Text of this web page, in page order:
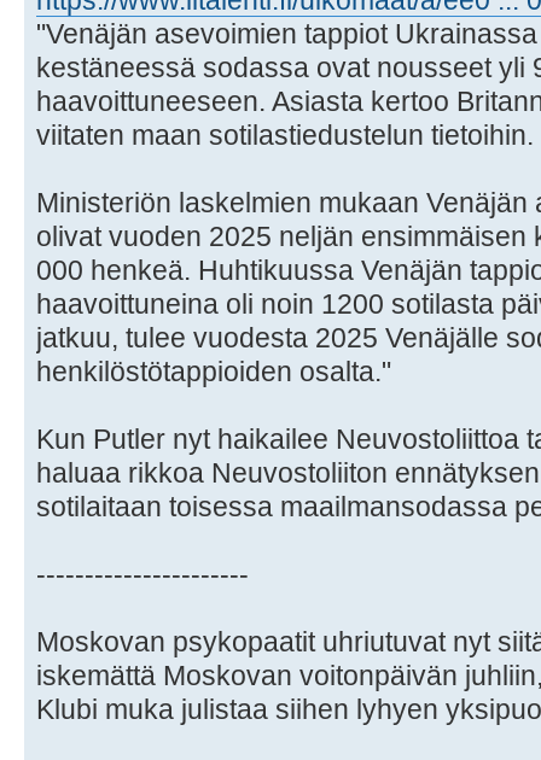
"Venäjän asevoimien tappiot
kestäneessä sodassa ovat nousseet yli
haavoittuneeseen. Asiasta kertoo
viitaten maan sotilastiedustelun tietoihin.
Ministeriön laskelmien mukaan
olivat vuoden 2025 neljän
000 henkeä. Huhtikuussa Venäjän
haavoittuneina oli noin 1200 sotilasta
jatkuu, tulee vuodesta 2025 Venäjälle
henkilöstötappioiden osalta."
Kun Putler nyt haikailee Neuvostoliittoa
haluaa rikkoa Neuvostoliiton
sotilaitaan toisessa maailmansodassa
----------------------
Moskovan psykopaatit uhriutuvat nyt
iskemättä Moskovan voitonpäivän
Klubi muka julistaa siihen lyhyen